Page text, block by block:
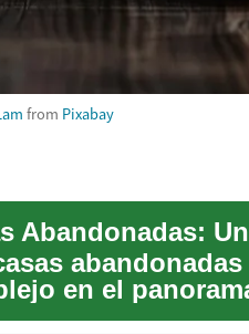
from Pixabay
en el
a menud...